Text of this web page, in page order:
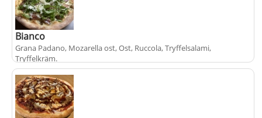
+ fr.från130 kr
Bianco
Grana Padano, Mozarella ost, Ost, Ruccola, Tryffelsalami,
Tryffelkräm.
+ fr.från145 kr